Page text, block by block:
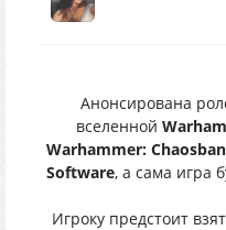
Анонсирована
вселенной
Warhammer:
Software, а сама игра
Игроку предстоит